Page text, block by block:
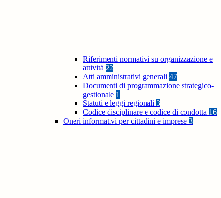
Riferimenti normativi su organizzazione e
attività 22
Atti amministrativi generali 47
Documenti di programmazione strategico-
gestionale 1
Statuti e leggi regionali 3
Codice disciplinare e codice di condotta 16
Oneri informativi per cittadini e imprese 3